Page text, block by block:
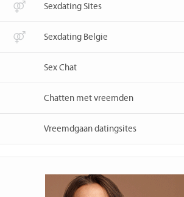
Sexdating Sites
Sexdating Belgie
Sex Chat
Chatten met vreemden
Vreemdgaan datingsites